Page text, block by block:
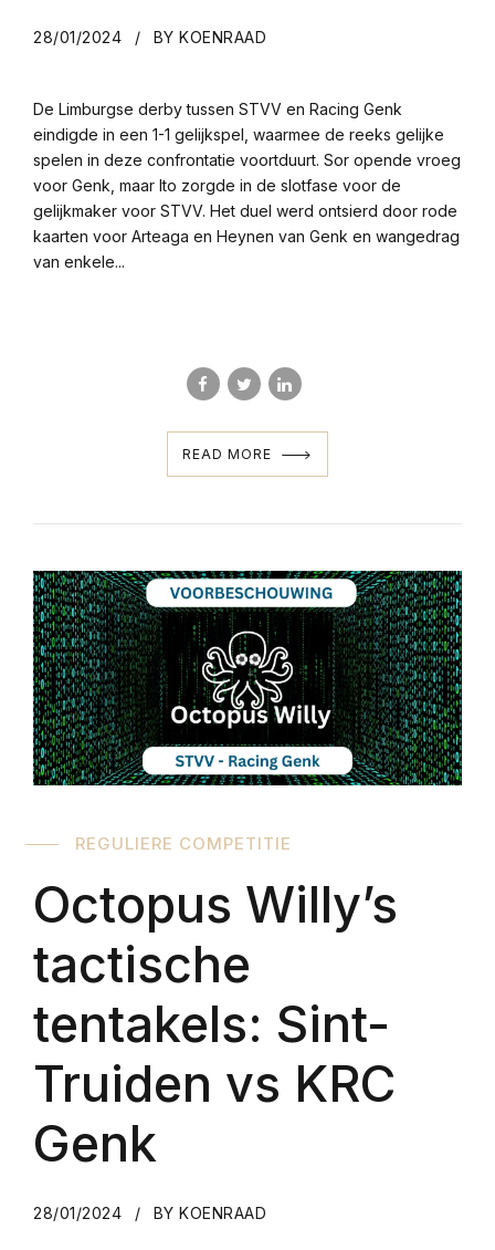
28/01/2024 BY KOENRAAD
De Limburgse derby tussen STVV en Racing Genk
eindigde in een 1-1 gelijkspel, waarmee de reeks gelijke
spelen in deze confrontatie voortduurt. Sor opende vroeg
voor Genk, maar Ito zorgde in de slotfase voor de
gelijkmaker voor STVV. Het duel werd ontsierd door rode
kaarten voor Arteaga en Heynen van Genk en wangedrag
van enkele...
READ MORE
REGULIERE COMPETITIE
Octopus Willy’s
tactische
tentakels: Sint-
Truiden vs KRC
Genk
28/01/2024 BY KOENRAAD